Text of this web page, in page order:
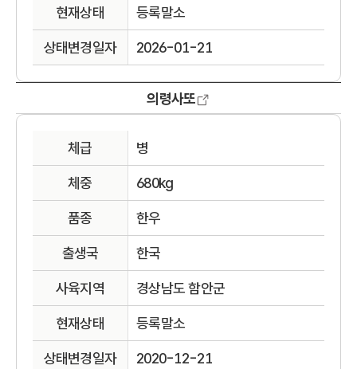
현재상태 등록말소
상태변경일자 2026-01-21
의령사또
체급 병
체중 680kg
품종 한우
출생국 한국
사육지역 경상남도 함안군
현재상태 등록말소
상태변경일자 2020-12-21